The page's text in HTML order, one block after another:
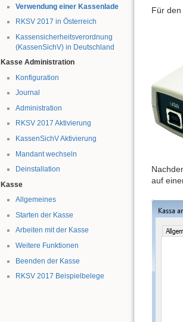
Verwendung einer Kassenlade
RKSV 2017 in Österreich
Kassensicherheitsverordnung
(KassenSichV) in Deutschland
Kasse Administration
Konfiguration
Journal
Administration
RKSV 2017 Aktivierung
KassenSichV Aktivierung
Mandant wechseln
Deinstallation
Kasse
Allgemeines
Starten der Kasse
Arbeiten mit der Kasse
Weitere Funktionen
Beenden der Kasse
RKSV 2017 Beispielbelege
Für den
auf